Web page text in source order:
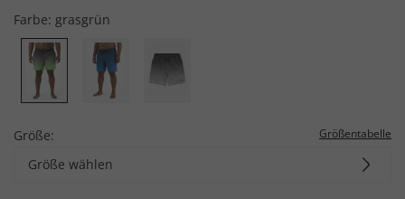
Farbe: grasgrün
Größe: Größentabelle
Größe wählen